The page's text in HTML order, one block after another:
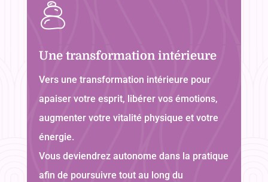
Une transformation intérieure
Vers une transformation intérieure pour
apaiser votre esprit, libérer vos émotions,
augmenter votre vitalité physique et votre
énergie.
Vous deviendrez autonome dans la pratique
afin de poursuivre tout au long du